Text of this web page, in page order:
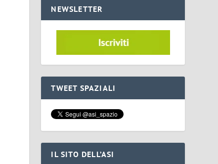
NEWSLETTER
TWEET SPAZIALI
IL SITO DELL’ASI